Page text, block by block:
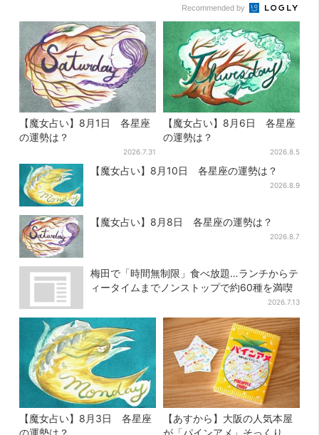
Recommended by
【魔女占い】8月1日 各星座
の運勢は？
2026.7.31
【魔女占い】8月6日 各星座
の運勢は？
2026.8.5
【魔女占い】8月10日 各星座の運勢は？
2026.8.9
【魔女占い】8月8日 各星座の運勢は？
2026.8.7
梅田で「時間無制限」食べ放題…ランチからテ
ィータイムまでノンストップで約60種を満喫
2026.7.13
【魔女占い】8月3日 各星座
【あすから】大阪の人気本屋